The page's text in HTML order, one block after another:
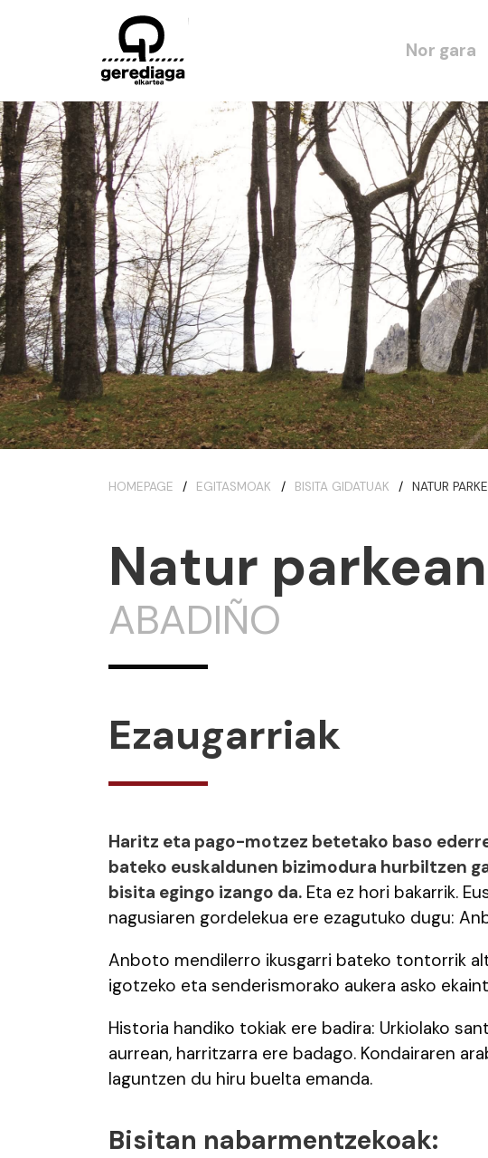
Nor gara
HOMEPAGE EGITASMOAK BISITA GIDATUAK NATUR
Natur
ABADIÑO
Ezaugarriak
Haritz eta pago-motzez betetako baso
bateko euskaldunen bizimodura hurbiltzen
bisita egingo izango da. Eta ez hori bakarrik.
nagusiaren gordelekua ere ezagutuko dugu:
Anboto mendilerro ikusgarri bateko tontorrik
igotzeko eta senderismorako aukera asko
Historia handiko tokiak ere badira: Urkiolako
aurrean, harritzarra ere badago. Kondairaren
laguntzen du hiru buelta emanda.
Bisitan nabarmentzekoak: